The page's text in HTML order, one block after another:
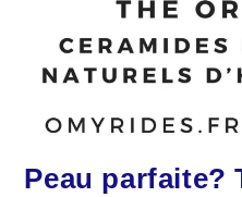
Peau parfaite?